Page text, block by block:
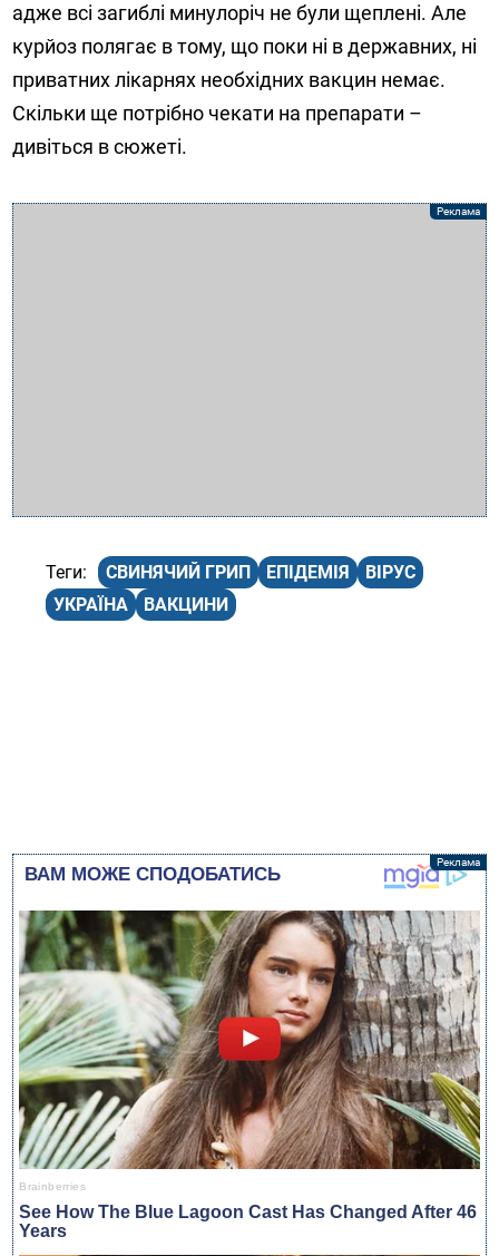
адже всі загиблі минулоріч не були щеплені. Але
курйоз полягає в тому, що поки ні в державних, ні
приватних лікарнях необхідних вакцин немає.
Скільки ще потрібно чекати на препарати –
дивіться в сюжеті.
СВИНЯЧИЙ ГРИП ЕПІДЕМІЯ
ВІРУС
УКРАЇНА
ВАКЦИНИ